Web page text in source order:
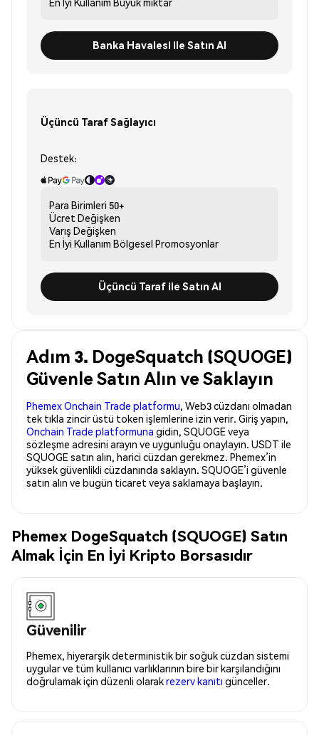
Banka Havalesi ile Satın Al
Üçüncü Taraf Sağlayıcı
Destek:
Para Birimleri 50+
Ücret Değişken
Varış Değişken
En İyi Kullanım Bölgesel Promosyonlar
Üçüncü Taraf ile Satın Al
Adım 3. DogeSquatch (SQUOGE)
Güvenle Satın Alın ve Saklayın
Phemex Onchain Trade platformu, Web3 cüzdanı olmadan
tek tıkla zincir üstü token işlemlerine izin verir. Giriş yapın,
Onchain Trade platformuna gidin, SQUOGE veya
sözleşme adresini arayın ve uygunluğu onaylayın. USDT ile
SQUOGE satın alın, harici cüzdan gerekmez. Phemex’in
yüksek güvenlikli cüzdanında saklayın. SQUOGE’i güvenle
satın alın ve bugün ticaret veya saklamaya başlayın.
Phemex DogeSquatch (SQUOGE) Satın
Almak İçin En İyi Kripto Borsasıdır
Güvenilir
Phemex, hiyerarşik deterministik bir soğuk cüzdan sistemi
uygular ve tüm kullanıcı varlıklarının bire bir karşılandığını
doğrulamak için düzenli olarakrezerv kanıtı günceller.